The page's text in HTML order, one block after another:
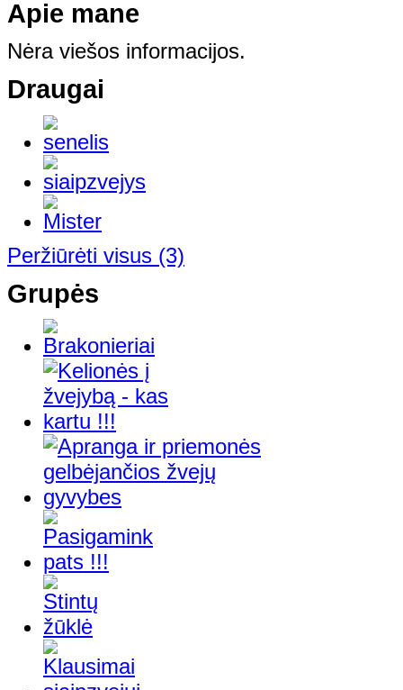
Apie mane
Nėra viešos informacijos.
Draugai
Peržiūrėti visus (3)
Grupės